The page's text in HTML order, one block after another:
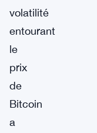
volatilité
entourant
le
prix
de
Bitcoin
a